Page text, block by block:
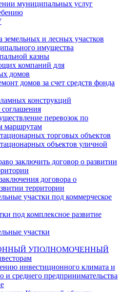
муниципальных услуг
земельных и лесных участков
имущества
казны
компаний для
домов
домов за счет средств фонда
конструкций
перевозок по
маршрутам
торговых объектов
объектов уличной
заключить договор о развитии
договора о
территории
участки под коммерческое
под комплексное развитие
участки
УПОЛНОМОЧЕННЫЙ
инвестиционного климата и
и среднего предпринимательства